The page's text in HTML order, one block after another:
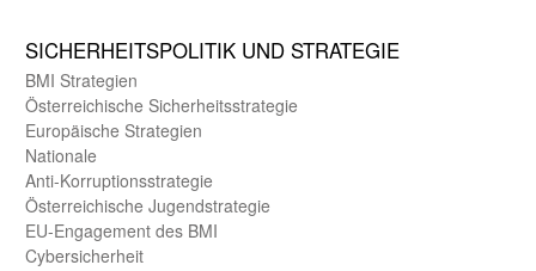
SICHER­HEITS­POLITIK UND STRATEGIE
BMI Strategien
Öster­reichische Sicherheits­strategie
Europäische Strategien
Nationale
Anti-Korruptions­strategie
Öster­reichische Jugend­strategie
EU-Engagement des BMI
Cybersicherheit